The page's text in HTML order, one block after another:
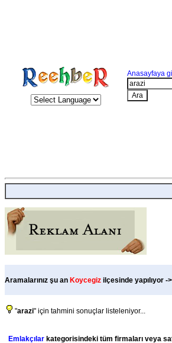
Anasayfaya
Aramalarınız şu an Koycegiz ilçesinde yapılıyor ->
"arazi" için tahmini sonuçlar listeleniyor...
Emlakçılar kategorisindeki tüm firmaları veya